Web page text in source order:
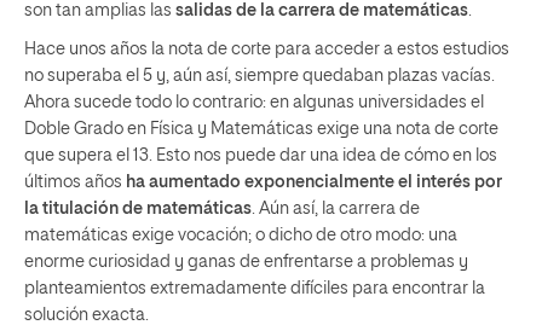
son tan amplias las salidas de la carrera de matemáticas
Hace unos años la nota de corte para acceder a estos estudios
no superaba el 5 y, aún así, siempre quedaban plazas vacías.
Ahora sucede todo lo contrario: en algunas universidades el
Doble Grado en Física y Matemáticas exige una nota de corte
que supera el 13. Esto nos puede dar una idea de cómo en los
últimos años ha aumentado exponencialmente el interés por
la titulación de matemáticas . Aún así, la carrera de
matemáticas exige vocación; o dicho de otro modo: una
enorme curiosidad y ganas de enfrentarse a problemas y
planteamientos extremadamente difíciles para encontrar la
solución exacta.